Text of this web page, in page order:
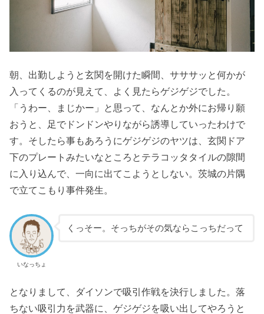
朝、出勤しようと玄関を開けた瞬間、サササッと何かが
入ってくるのが見えて、よく見たらゲジゲジでした。
「うわー、まじかー」と思って、なんとか外にお帰り願
おうと、足でドンドンやりながら誘導していったわけで
す。そしたら事もあろうにゲジゲジのヤツは、玄関ドア
下のプレートみたいなところとテラコッタタイルの隙間
に入り込んで、一向に出てこようとしない。茨城の片隅
で立てこもり事件発生。
いなっちょ
くっそー。そっちがその気ならこっちだって
となりまして、ダイソンで吸引作戦を決行しました。落
ちない吸引力を武器に、ゲジゲジを吸い出してやろうと